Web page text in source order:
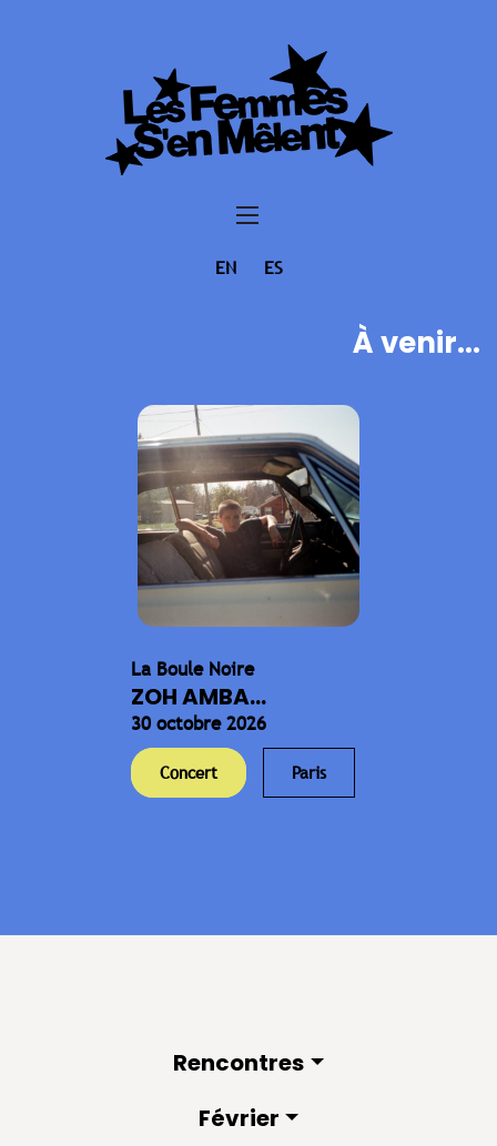
EN ES
À venir...
La Boule Noire
ZOH AMBA...
30 octobre 2026
Concert Paris
Rencontres
Février